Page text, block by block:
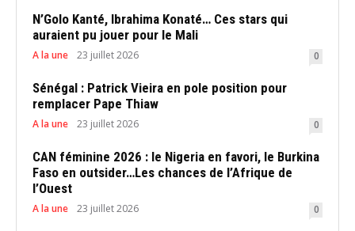
N’Golo Kanté, Ibrahima Konaté… Ces stars qui
auraient pu jouer pour le Mali
A la une 23 juillet 2026 0
Sénégal : Patrick Vieira en pole position pour
remplacer Pape Thiaw
A la une 23 juillet 2026 0
CAN féminine 2026 : le Nigeria en favori, le Burkina
Faso en outsider…Les chances de l’Afrique de
l’Ouest
A la une 23 juillet 2026 0